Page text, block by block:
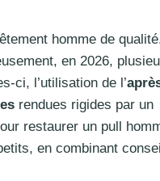
homme de
en 2026,
ci, l’utilisation de l’
rendues rigides par un
restaurer un pull
en combinant